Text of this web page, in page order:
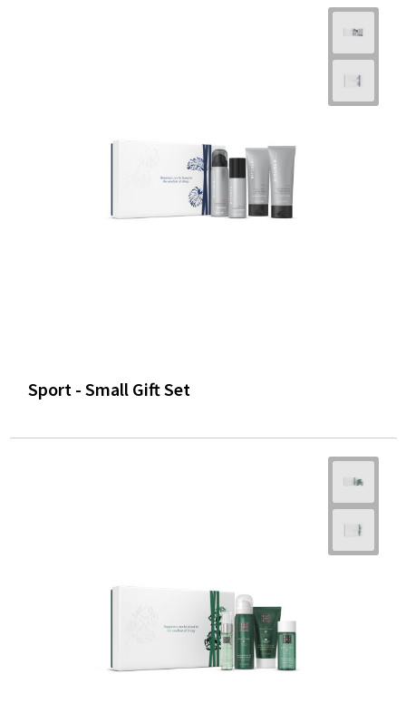
Sport - Small Gift Set